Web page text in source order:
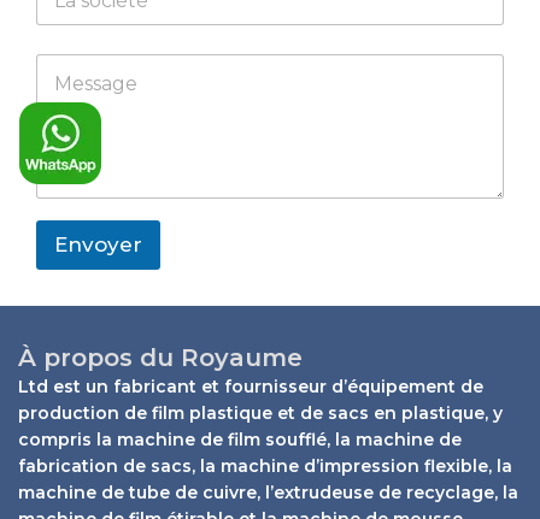
p
m
p
n
y
L
y
o
u
t
W
h
t
a
p
C
o
m
p
a
n
y
N
m
e
N
a
m
e
M
s
s
a
g
e
*
Envoyer
À propos du Royaume
Ltd est un fabricant et fournisseur d’équipement de
production de film plastique et de sacs en plastique, y
compris la machine de film soufflé, la machine de
fabrication de sacs, la machine d’impression flexible, la
machine de tube de cuivre, l’extrudeuse de recyclage, la